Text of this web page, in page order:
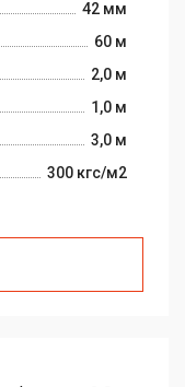
42 мм
60 м
2,0 м
1,0 м
3,0 м
300 кгс/м2